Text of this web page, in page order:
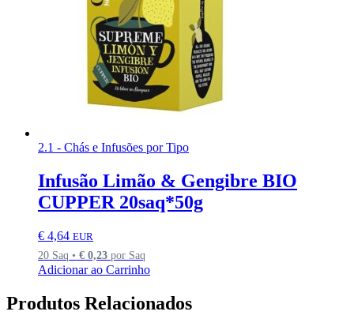
2.1 - Chás e Infusões por Tipo
Infusão Limão & Gengibre BIO
CUPPER 20saq*50g
€ 4,64 EUR
20 Saq • € 0,23 por Saq
Adicionar ao Carrinho
Produtos Relacionados